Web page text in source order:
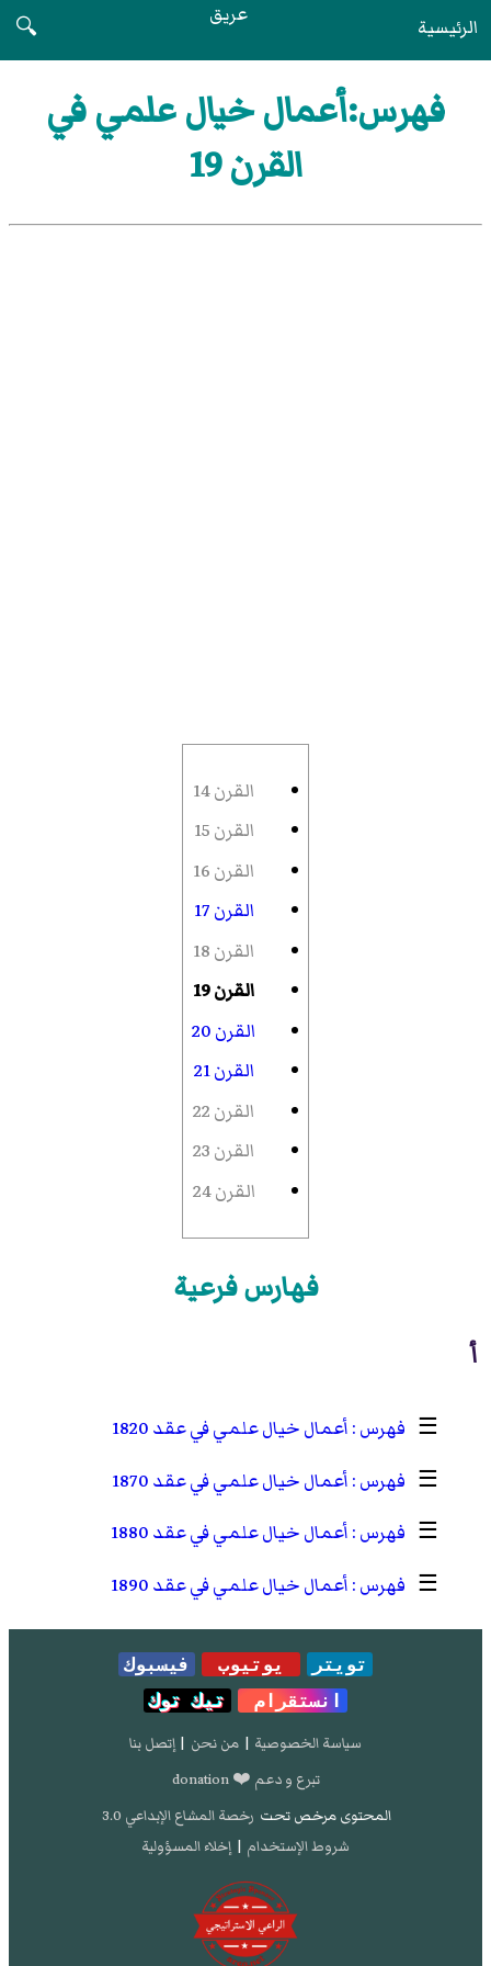
الرئيسية عريق
🔍
فهرس:أعمال خيال علمي في
القرن 19
القرن 14
القرن 15
القرن 16
القرن 17
القرن 18
القرن 19
القرن 20
القرن 21
القرن 22
القرن 23
القرن 24
فهارس فرعية
أ
☰
أعمال خيال علمي في عقد 1820
☰
أعمال خيال علمي في عقد 1870
☰
أعمال خيال علمي في عقد 1880
☰
أعمال خيال علمي في عقد 1890
تويتر يوتيوب
فيسبوك
انستقرام
تيك توك
سياسة الخصوصية | من نحن | إتصل بنا
تبرع و دعم ❤️ donation
المحتوى مرخص تحت رخصة المشاع الإبداعي 3.0
شروط الإستخدام | إخلاء المسؤولية